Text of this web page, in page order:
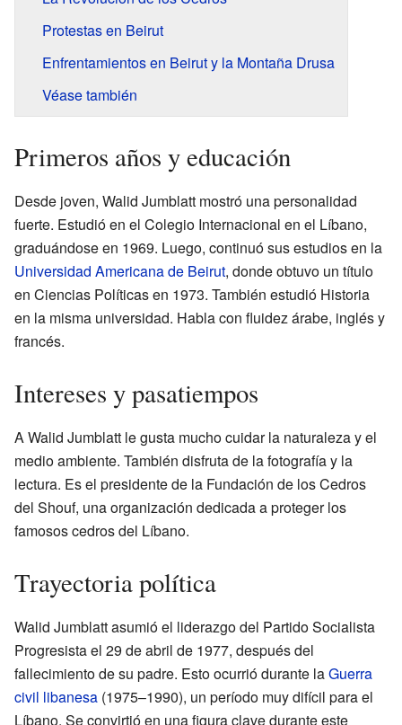
Protestas en Beirut
Enfrentamientos en Beirut y la Montaña Drusa
Véase también
Primeros años y educación
Desde joven, Walid Jumblatt mostró una personalidad
fuerte. Estudió en el Colegio Internacional en el Líbano,
graduándose en 1969. Luego, continuó sus estudios en la
Universidad Americana de Beirut, donde obtuvo un título
en Ciencias Políticas en 1973. También estudió Historia
en la misma universidad. Habla con fluidez árabe, inglés y
francés.
Intereses y pasatiempos
A Walid Jumblatt le gusta mucho cuidar la naturaleza y el
medio ambiente. También disfruta de la fotografía y la
lectura. Es el presidente de la Fundación de los Cedros
del Shouf, una organización dedicada a proteger los
famosos cedros del Líbano.
Trayectoria política
Walid Jumblatt asumió el liderazgo del Partido Socialista
Progresista el 29 de abril de 1977, después del
fallecimiento de su padre. Esto ocurrió durante laGuerra
civil libanesa (1975–1990), un período muy difícil para el
Líbano. Se convirtió en una figura clave durante este